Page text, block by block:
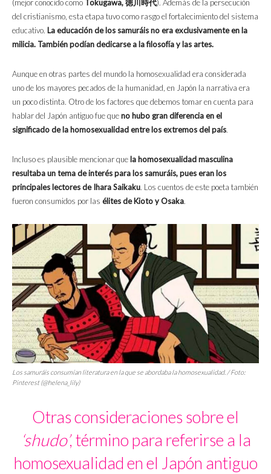
(mejor conocido como Tokugawa, 徳川時代). Además de la persecución
del cristianismo, esta etapa tuvo como rasgo el fortalecimiento del sistema
educativo. La educación de los samuráis no era exclusivamente en la
milicia. También podían dedicarse a la filosofía y las artes.
Aunque en otras partes del mundo la homosexualidad era considerada
uno de los mayores pecados de la humanidad, en Japón la narrativa era
un poco distinta. Otro de los factores que debemos tomar en cuenta para
hablar del Japón antiguo fue queno hubo gran diferencia en el
significado de la homosexualidad entre los extremos del país.
Incluso es plausible mencionar que la homosexualidad masculina
resultaba un tema de interés para los samuráis, pues eran los
principales lectores de Ihara Saikaku. Los cuentos de este poeta también
fueron consumidos por las élites de Kioto y Osaka.
Los samuráis consumían literatura en la que se abordaba la homosexualidad. / Foto:
Pinterest (@helena_lily)
Otras consideraciones sobre el
‘shudo’, término para referirse a la
homosexualidad en el Japón antiguo